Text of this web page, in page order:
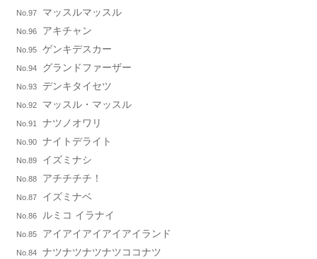
No.97 マッスルマッスル
No.96 アキチャン
No.95 ゲンキデスカー
No.94 グランドファーザー
No.93 デンキタイセツ
No.92 マッスル・マッスル
No.91 ナツノオワリ
No.90 ナイトデライト
No.89 イズミナシ
No.88 アチチチチ！
No.87 イズミナベ
No.86 ルミコ イラナイ
No.85 アイアイアイアイアイランド
No.84 ナツナツナツナツココナツ